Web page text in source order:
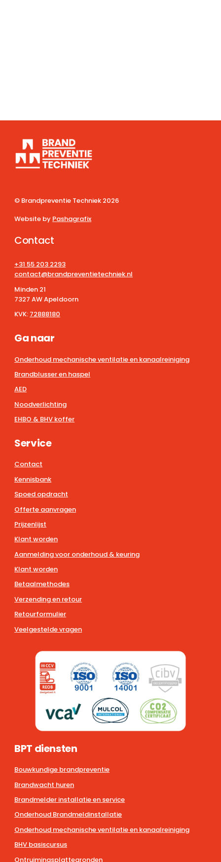
© Brandpreventie Techniek 2026
Website by Pashagrafix
Contact
+31 55 203 2293
contact@brandpreventietechniek.nl
Minden 21
7327 AW Apeldoorn
KVK: 72888180
Ga naar
Onderhoud mechanische ventilatie en kanaalreiniging
Brandblusser en haspel
AED
Noodverlichting
EHBO & BHV koffer
Service
Contact
Kennisbank
Spoed opdracht
Offerte aanvragen
Prijzenlijst
Klant worden
Aanmelding voor onderhoud & keuring
Klant worden
Betaalmethodes
Verzending en retour
Retourformulier
Veelgestelde vragen
BPT diensten
Bouwkundige brandpreventie
Brandwacht huren
Brandmelder installatie en service
Onderhoud Brandmeldinstallatie
Onderhoud mechanische ventilatie en kanaalreiniging
BHV basiscursus
Ontruimingsplattegronden